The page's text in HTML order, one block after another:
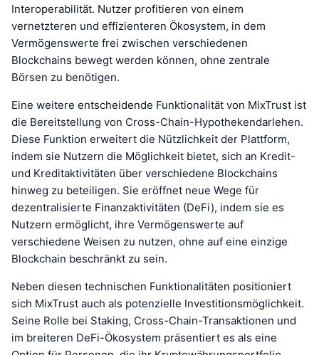
Interoperabilität. Nutzer profitieren von einem
vernetzteren und effizienteren Ökosystem, in dem
Vermögenswerte frei zwischen verschiedenen
Blockchains bewegt werden können, ohne zentrale
Börsen zu benötigen.
Eine weitere entscheidende Funktionalität von MixTrust ist
die Bereitstellung von Cross-Chain-Hypothekendarlehen.
Diese Funktion erweitert die Nützlichkeit der Plattform,
indem sie Nutzern die Möglichkeit bietet, sich an Kredit-
und Kreditaktivitäten über verschiedene Blockchains
hinweg zu beteiligen. Sie eröffnet neue Wege für
dezentralisierte Finanzaktivitäten (DeFi), indem sie es
Nutzern ermöglicht, ihre Vermögenswerte auf
verschiedene Weisen zu nutzen, ohne auf eine einzige
Blockchain beschränkt zu sein.
Neben diesen technischen Funktionalitäten positioniert
sich MixTrust auch als potenzielle Investitionsmöglichkeit.
Seine Rolle bei Staking, Cross-Chain-Transaktionen und
im breiteren DeFi-Ökosystem präsentiert es als eine